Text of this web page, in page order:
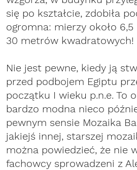
się po kształcie, zdobiła
ogromna: mierzy około
30 metrów kwadratowych!
Nie jest pewne, kiedy ją
przed podbojem Egiptu
początku I wieku p.n.e. To
bardzo modna nieco
pewnym sensie Mozaika
jakiejś innej, starszej
można powiedzieć, że nie
fachowcy sprowadzeni z